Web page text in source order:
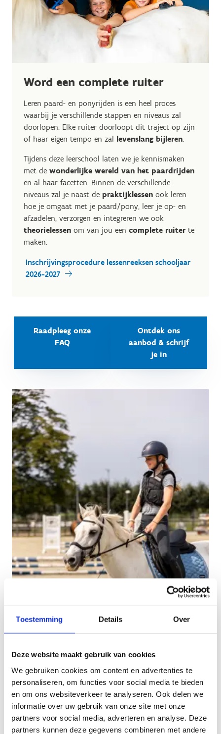
Toestemming Details Over
Deze website maakt gebruik van cookies
We gebruiken cookies om content en advertenties te
personaliseren, om functies voor social media te bieden
en om ons websiteverkeer te analyseren. Ook delen we
informatie over uw gebruik van onze site met onze
partners voor social media, adverteren en analyse. Deze
partners kunnen deze gegevens combineren met andere
Word een complete ruiter
Leren paard- en ponyrijden is een heel proces
waarbij je verschillende stappen en niveaus zal
doorlopen. Elke ruiter doorloopt dit traject op zijn
of haar eigen tempo en zal levenslang bijleren
Tijdens deze leerschool laten we je kennismaken
met de wonderlijke wereld van het paardrijden
en al haar facetten. Binnen de verschillende
niveaus zal je naast de praktijklessen ook leren
hoe je omgaat met je paard/pony, leer je op- en
afzadelen, verzorgen en integreren we ook
theorielessen om van jou een complete ruiterte
maken.
Inschrijvingsprocedure lessenreeksen schooljaar
2026-2027
Raadpleeg onze
FAQ
Ontdek ons
aanbod & schrijf
je in
Jouw ruiterroute - Stap voor
stap vastgelegd